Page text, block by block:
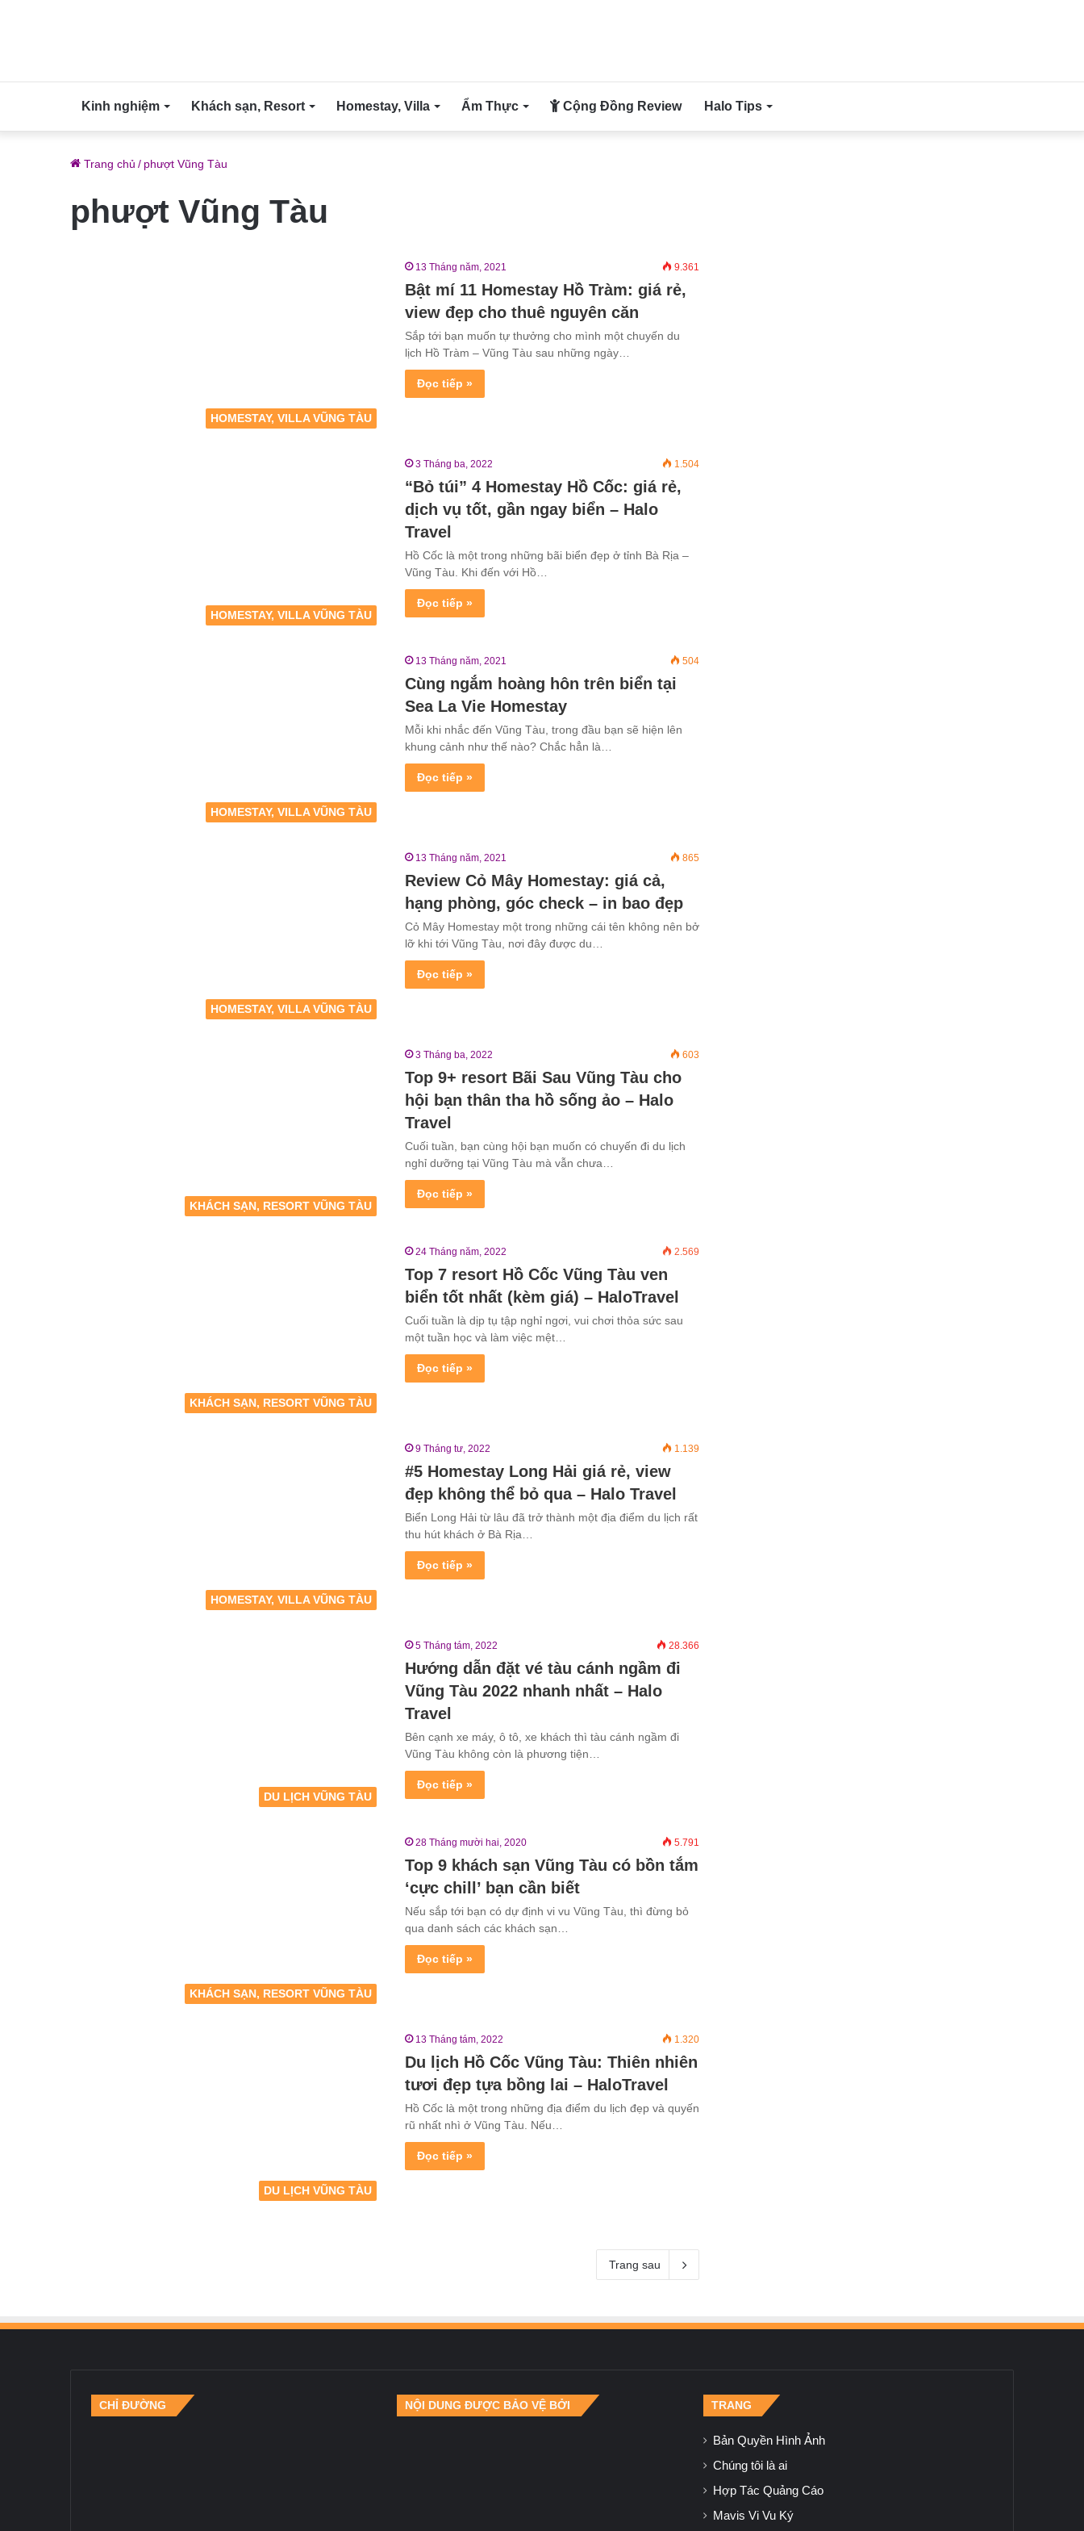
Kinh nghiệm Khách sạn, Resort Homestay, Villa Ẩm Thực Cộng Đồng Review Halo Tips
Trang chủ / phượt Vũng Tàu
phượt Vũng Tàu
HOMESTAY, VILLA VŨNG TÀU
13 Tháng năm, 2021 9.361
Bật mí 11 Homestay Hồ Tràm: giá rẻ,
view đẹp cho thuê nguyên căn
Sắp tới bạn muốn tự thưởng cho mình một chuyến du
lịch Hồ Tràm – Vũng Tàu sau những ngày…
Đọc tiếp »
HOMESTAY, VILLA VŨNG TÀU
3 Tháng ba, 2022 1.504
“Bỏ túi” 4 Homestay Hồ Cốc: giá rẻ,
dịch vụ tốt, gần ngay biển – Halo
Travel
Hồ Cốc là một trong những bãi biển đẹp ở tỉnh Bà Rịa –
Vũng Tàu. Khi đến với Hồ…
Đọc tiếp »
HOMESTAY, VILLA VŨNG TÀU
13 Tháng năm, 2021 504
Cùng ngắm hoàng hôn trên biển tại
Sea La Vie Homestay
Mỗi khi nhắc đến Vũng Tàu, trong đầu bạn sẽ hiện lên
khung cảnh như thế nào? Chắc hẳn là…
Đọc tiếp »
HOMESTAY, VILLA VŨNG TÀU
13 Tháng năm, 2021 865
Review Cỏ Mây Homestay: giá cả,
hạng phòng, góc check – in bao đẹp
Cỏ Mây Homestay một trong những cái tên không nên bở
lỡ khi tới Vũng Tàu, nơi đây được du…
Đọc tiếp »
KHÁCH SẠN, RESORT VŨNG TÀU
3 Tháng ba, 2022 603
Top 9+ resort Bãi Sau Vũng Tàu cho
hội bạn thân tha hồ sống ảo – Halo
Travel
Cuối tuần, bạn cùng hội bạn muốn có chuyến đi du lịch
nghỉ dưỡng tại Vũng Tàu mà vẫn chưa…
Đọc tiếp »
KHÁCH SẠN, RESORT VŨNG TÀU
24 Tháng năm, 2022 2.569
Top 7 resort Hồ Cốc Vũng Tàu ven
biển tốt nhất (kèm giá) – HaloTravel
Cuối tuần là dịp tụ tập nghỉ ngơi, vui chơi thỏa sức sau
một tuần học và làm việc mệt…
Đọc tiếp »
HOMESTAY, VILLA VŨNG TÀU
9 Tháng tư, 2022 1.139
#5 Homestay Long Hải giá rẻ, view
đẹp không thể bỏ qua – Halo Travel
Biển Long Hải từ lâu đã trở thành một địa điểm du lịch rất
thu hút khách ở Bà Rịa…
Đọc tiếp »
DU LỊCH VŨNG TÀU
5 Tháng tám, 2022 28.366
Hướng dẫn đặt vé tàu cánh ngầm đi
Vũng Tàu 2022 nhanh nhất – Halo
Travel
Bên cạnh xe máy, ô tô, xe khách thì tàu cánh ngầm đi
Vũng Tàu không còn là phương tiện…
Đọc tiếp »
KHÁCH SẠN, RESORT VŨNG TÀU
28 Tháng mười hai, 2020 5.791
Top 9 khách sạn Vũng Tàu có bồn tắm
‘cực chill’ bạn cần biết
Nếu sắp tới bạn có dự định vi vu Vũng Tàu, thì đừng bỏ
qua danh sách các khách sạn…
Đọc tiếp »
DU LỊCH VŨNG TÀU
13 Tháng tám, 2022 1.320
Du lịch Hồ Cốc Vũng Tàu: Thiên nhiên
tươi đẹp tựa bồng lai – HaloTravel
Hồ Cốc là một trong những địa điểm du lịch đẹp và quyến
rũ nhất nhì ở Vũng Tàu. Nếu…
Đọc tiếp »
Trang sau
CHỈ ĐƯỜNG NỘI DUNG ĐƯỢC BẢO VỆ BỞI TRANG
Bản Quyền Hình Ảnh
Chúng tôi là ai
Hợp Tác Quảng Cáo
Mavis Vi Vu Ký